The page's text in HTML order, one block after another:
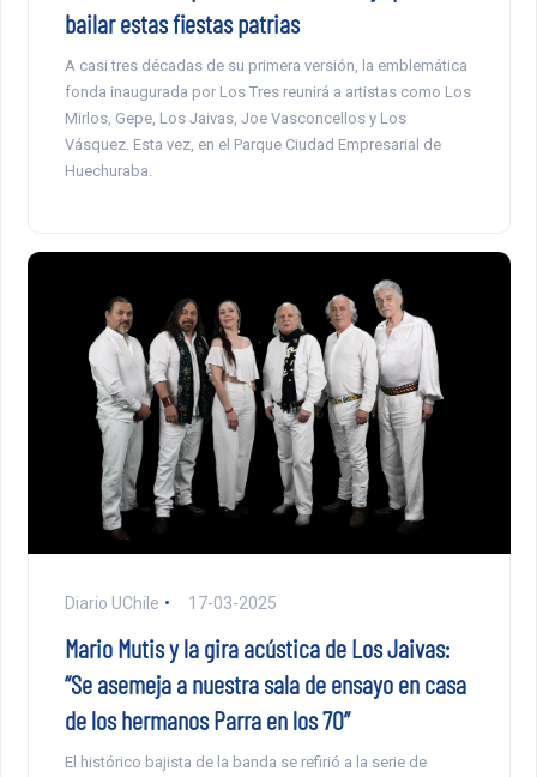
bailar estas fiestas patrias
A casi tres décadas de su primera versión, la emblemática
fonda inaugurada por Los Tres reunirá a artistas como Los
Mirlos, Gepe, Los Jaivas, Joe Vasconcellos y Los
Vásquez. Esta vez, en el Parque Ciudad Empresarial de
Huechuraba.
Diario UChile 17-03-2025
Mario Mutis y la gira acústica de Los Jaivas:
“Se asemeja a nuestra sala de ensayo en casa
de los hermanos Parra en los 70”
El histórico bajista de la banda se refirió a la serie de